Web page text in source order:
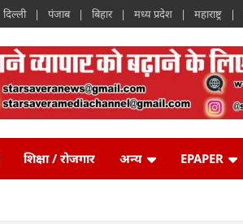
दिल्ली पंजाब बिहार मध्य प्रदेश महाराष्ट्र
शिक्षा / रोजगार अन्य EPAPER